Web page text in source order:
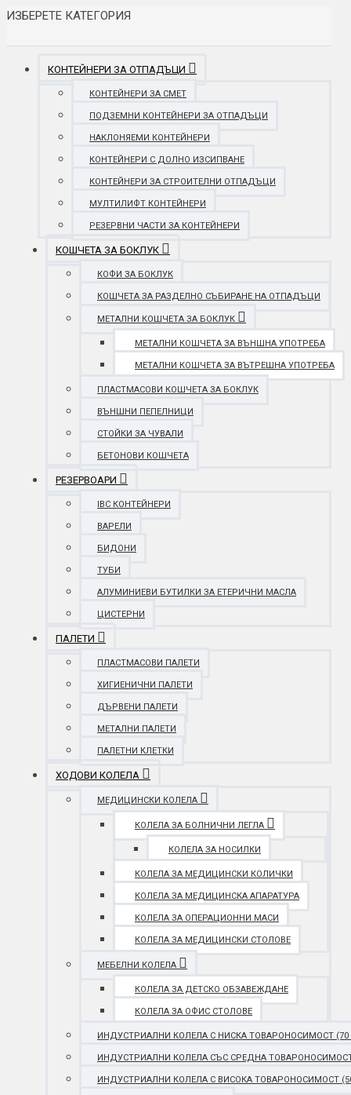
ИЗБЕРЕТЕ КАТЕГОРИЯ
КОНТЕЙНЕРИ ЗА ОТПАДЪЦИ
КОНТЕЙНЕРИ ЗА СМЕТ
ПОДЗЕМНИ КОНТЕЙНЕРИ ЗА ОТПАДЪЦИ
НАКЛОНЯЕМИ КОНТЕЙНЕРИ
КОНТЕЙНЕРИ С ДОЛНО ИЗСИПВАНЕ
КОНТЕЙНЕРИ ЗА СТРОИТЕЛНИ ОТПАДЪЦИ
МУЛТИЛИФТ КОНТЕЙНЕРИ
РЕЗЕРВНИ ЧАСТИ ЗА КОНТЕЙНЕРИ
КОШЧЕТА ЗА БОКЛУК
КОФИ ЗА БОКЛУК
КОШЧЕТА ЗА РАЗДЕЛНО СЪБИРАНЕ НА ОТПАДЪЦИ
МЕТАЛНИ КОШЧЕТА ЗА БОКЛУК
МЕТАЛНИ КОШЧЕТА ЗА ВЪНШНА УПОТРЕБА
МЕТАЛНИ КОШЧЕТА ЗА ВЪТРЕШНА УПОТРЕБА
ПЛАСТМАСОВИ КОШЧЕТА ЗА БОКЛУК
ВЪНШНИ ПЕПЕЛНИЦИ
СТОЙКИ ЗА ЧУВАЛИ
БЕТОНОВИ КОШЧЕТА
РЕЗЕРВОАРИ
IBC КОНТЕЙНЕРИ
ВАРЕЛИ
БИДОНИ
ТУБИ
АЛУМИНИЕВИ БУТИЛКИ ЗА ЕТЕРИЧНИ МАСЛА
ЦИСТЕРНИ
ПАЛЕТИ
ПЛАСТМАСОВИ ПАЛЕТИ
ХИГИЕНИЧНИ ПАЛЕТИ
ДЪРВЕНИ ПАЛЕТИ
МЕТАЛНИ ПАЛЕТИ
ПАЛЕТНИ КЛЕТКИ
ХОДОВИ КОЛЕЛА
МЕДИЦИНСКИ КОЛЕЛА
КОЛЕЛА ЗА БОЛНИЧНИ ЛЕГЛА
КОЛЕЛА ЗА НОСИЛКИ
КОЛЕЛА ЗА МЕДИЦИНСКИ КОЛИЧКИ
КОЛЕЛА ЗА МЕДИЦИНСКА АПАРАТУРА
КОЛЕЛА ЗА ОПЕРАЦИОННИ МАСИ
КОЛЕЛА ЗА МЕДИЦИНСКИ СТОЛОВЕ
МЕБЕЛНИ КОЛЕЛА
КОЛЕЛА ЗА ДЕТСКО ОБЗАВЕЖДАНЕ
КОЛЕЛА ЗА ОФИС СТОЛОВЕ
ИНДУСТРИАЛНИ КОЛЕЛА С НИСКА ТОВАРОНОСИМОСТ (70 -
ИНДУСТРИАЛНИ КОЛЕЛА СЪС СРЕДНА ТОВАРОНОСИМОСТ
ИНДУСТРИАЛНИ КОЛЕЛА С ВИСОКА ТОВАРОНОСИМОСТ